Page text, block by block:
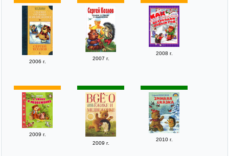
2006 г.
2007 г.
2008 г.
2009 г.
2009 г.
2010 г.